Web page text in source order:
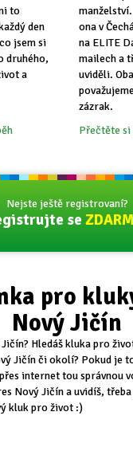
to
den
jsem si
druhého,
a
ona v
na ELITE
mailech a
uviděli.
zázrak.
Přečtěte
Nejste ještě registrovaní?
se
pro
Nový Jičín
Hledáš kluka pro
Jičín či okolí? Pokud je
internet tou správnou
Nový Jičín a uvidíš,
kluk pro život :)